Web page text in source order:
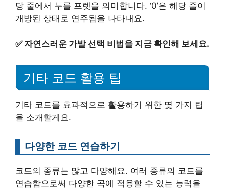
당 줄에서 누를 프렛을 의미합니다. ‘0’은 해당 줄이
개방된 상태로 연주됨을 나타내요.
✅ 자연스러운 가발 선택 비법을 지금 확인해 보세요.
기타 코드 활용 팁
기타 코드를 효과적으로 활용하기 위한 몇 가지 팁
을 소개할게요.
다양한 코드 연습하기
코드의 종류는 많고 다양해요. 여러 종류의 코드를
연습함으로써 다양한 곡에 적용할 수 있는 능력을